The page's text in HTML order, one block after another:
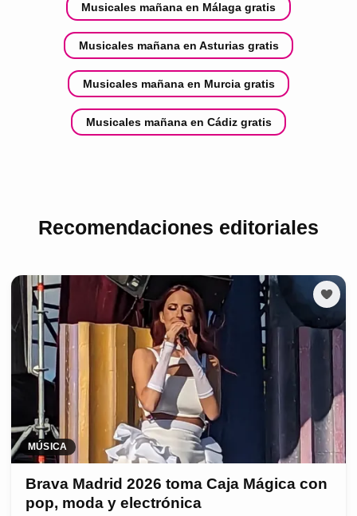
Musicales mañana en Málaga gratis
Musicales mañana en Asturias gratis
Musicales mañana en Murcia gratis
Musicales mañana en Cádiz gratis
Recomendaciones editoriales
MÚSICA
Brava Madrid 2026 toma Caja Mágica con
pop, moda y electrónica